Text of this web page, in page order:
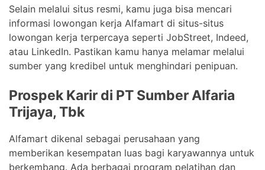
Selain melalui situs resmi, kamu juga bisa mencari
informasi lowongan kerja Alfamart di situs-situs
lowongan kerja terpercaya seperti JobStreet, Indeed,
atau LinkedIn. Pastikan kamu hanya melamar melalui
sumber yang kredibel untuk menghindari penipuan.
Prospek Karir di PT Sumber Alfaria
Trijaya, Tbk
Alfamart dikenal sebagai perusahaan yang
memberikan kesempatan luas bagi karyawannya untuk
berkembang. Ada berbagai program pelatihan dan